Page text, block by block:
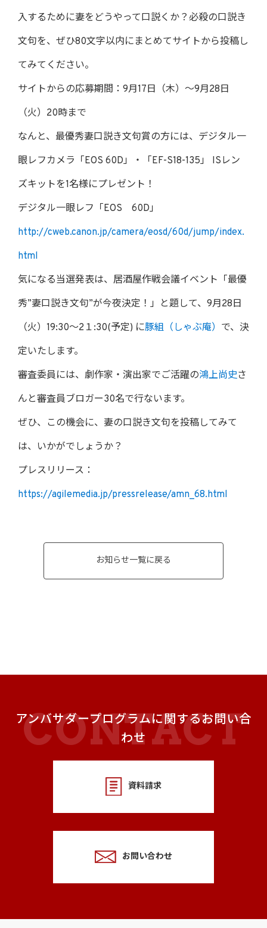
入するために妻をどうやって口説くか？必殺の口説き
文句を、ぜひ80文字以内にまとめてサイトから投稿し
てみてください。
サイトからの応募期間：9月17日（木）～9月28日
（火）20時まで
なんと、最優秀妻口説き文句賞の方には、デジタル一
眼レフカメラ「EOS 60D」・「EF-S18-135」 ISレン
ズキットを1名様にプレゼント！
デジタル一眼レフ「EOS 60D」
http://cweb.canon.jp/camera/eosd/60d/jump/index.
html
気になる当選発表は、居酒屋作戦会議イベント「最優
秀”妻口説き文句”が今夜決定！」と題して、9月28日
（火）19:30～2１:30(予定) に豚組（しゃぶ庵） で、決
定いたします。
審査委員には、劇作家・演出家でご活躍の鴻上尚史さ
んと審査員ブロガー30名で行ないます。
ぜひ、この機会に、妻の口説き文句を投稿してみて
は、いかがでしょうか？
プレスリリース：
https://agilemedia.jp/pressrelease/amn_68.html
お知らせ一覧に戻る
アンバサダープログラムに関するお問い合
わせ
資料請求
お問い合わせ